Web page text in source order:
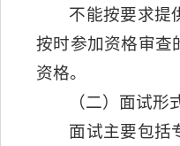
不能按要求提
按时参加资格审查
资格。
（二）面试形
面试主要包括